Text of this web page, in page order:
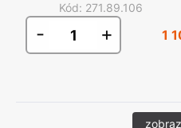
Kód: 271.89.106
- + 1